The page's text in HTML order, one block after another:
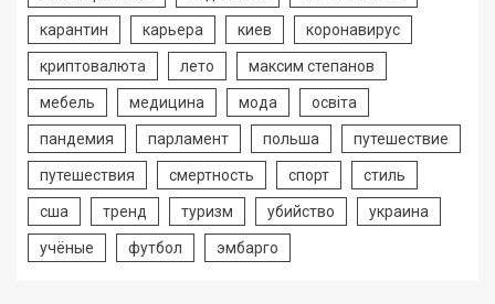
карантин карьера киев коронавирус
криптовалюта лето максим степанов
мебель медицина мода освіта
пандемия парламент польша путешествие
путешествия смертность спорт стиль
сша тренд туризм убийство украина
учёные футбол эмбарго